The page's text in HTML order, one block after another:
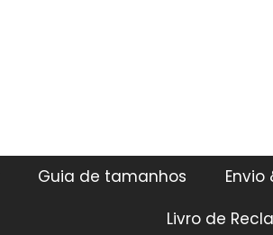
Guia de tamanhos Envio
Livro de